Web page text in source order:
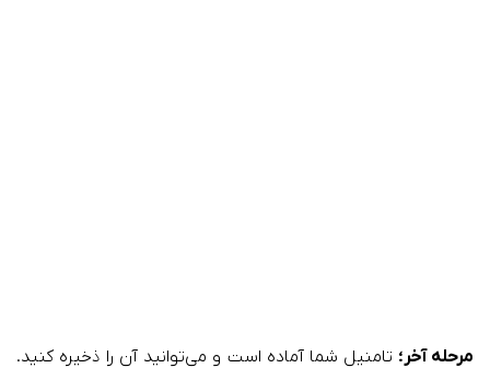
مرحله آخر؛ تامنیل شما آماده است و می‌توانید آن را ذخیره کنید.